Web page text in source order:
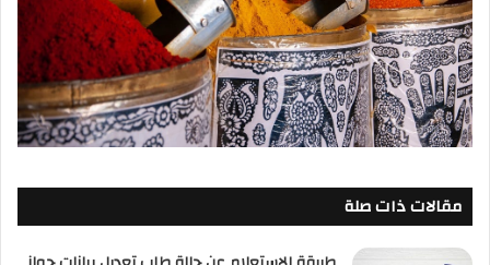
مقالات ذات صلة